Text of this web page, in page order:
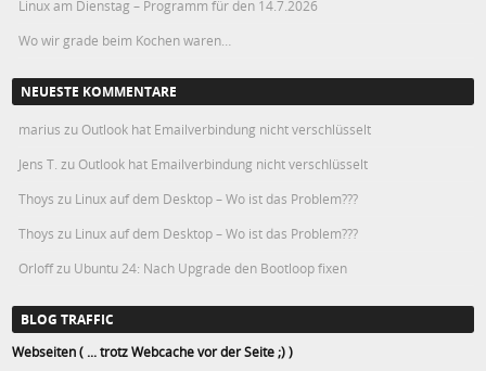
Linux am Dienstag – Programm für den 14.7.2026
Wo wir grade beim Kochen waren…
NEUESTE KOMMENTARE
marius zu Outlook hat Emailverbindung nicht verschlüsselt
Jens T. zu Outlook hat Emailverbindung nicht verschlüsselt
Thoys zu Linux auf dem Desktop – Wo ist das Problem???
Thoys zu Linux auf dem Desktop – Wo ist das Problem???
Orloffzu Ubuntu 24: Nach Upgrade den Bootloop fixen
BLOG TRAFFIC
Webseiten ( ... trotz Webcache vor der Seite ;) )